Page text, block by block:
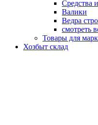
Средства
Валики
Ведра
смотреть
Товары для
Хозбыт склад